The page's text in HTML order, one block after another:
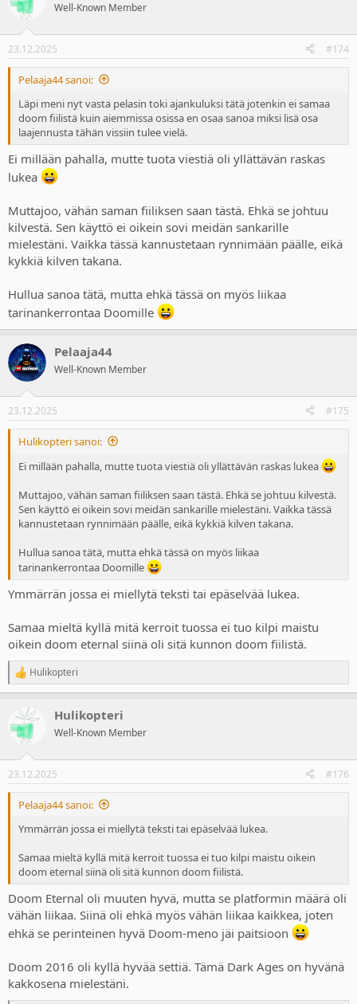
Well-Known Member
23.12.2025 #174
Pelaaja44 sanoi:
Läpi meni nyt vasta pelasin toki ajankuluksi tätä jotenkin ei samaa
doom fiilistä kuin aiemmissa osissa en osaa sanoa miksi lisä osa
laajennusta tähän vissiin tulee vielä.
Ei millään pahalla, mutte tuota viestiä oli yllättävän raskas
lukea
Muttajoo, vähän saman fiiliksen saan tästä. Ehkä se johtuu
kilvestä. Sen käyttö ei oikein sovi meidän sankarille
mielestäni. Vaikka tässä kannustetaan rynnimään päälle, eikä
kykkiä kilven takana.
Hullua sanoa tätä, mutta ehkä tässä on myös liikaa
tarinankerrontaa Doomille
Pelaaja44
Well-Known Member
23.12.2025 #175
Hulikopteri sanoi:
Ei millään pahalla, mutte tuota viestiä oli yllättävän raskas lukea
Muttajoo, vähän saman fiiliksen saan tästä. Ehkä se johtuu kilvestä.
Sen käyttö ei oikein sovi meidän sankarille mielestäni. Vaikka tässä
kannustetaan rynnimään päälle, eikä kykkiä kilven takana.
Hullua sanoa tätä, mutta ehkä tässä on myös liikaa
tarinankerrontaa Doomille
Ymmärrän jossa ei miellytä teksti tai epäselvää lukea.
Samaa mieltä kyllä mitä kerroit tuossa ei tuo kilpi maistu
oikein doom eternal siinä oli sitä kunnon doom fiilistä.
R
e
c
t
s
:
Hulikopteri
Hulikopteri
Well-Known Member
23.12.2025 #176
Pelaaja44 sanoi:
Ymmärrän jossa ei miellytä teksti tai epäselvää lukea.
Samaa mieltä kyllä mitä kerroit tuossa ei tuo kilpi maistu oikein
doom eternal siinä oli sitä kunnon doom fiilistä.
Doom Eternal oli muuten hyvä, mutta se platformin määrä oli
vähän liikaa. Siinä oli ehkä myös vähän liikaa kaikkea, joten
ehkä se perinteinen hyvä Doom-meno jäi paitsioon
Doom 2016 oli kyllä hyvää settiä. Tämä Dark Ages on hyvänä
kakkosena mielestäni.